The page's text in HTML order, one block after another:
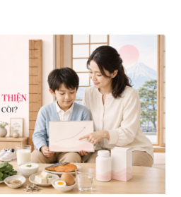
Viên uống hỗ trợ cải thiện thoát
vị đĩa đệm Kyoto Has 30 viên
|14.560
1.600.000 đ